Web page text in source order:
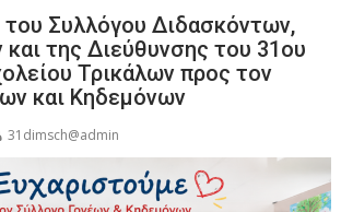
του Συλλόγου Διδασκόντων,
της Διεύθυνσης του 31ου
Τρικάλων προς τον
και Κηδεμόνων
31dimsch@admin